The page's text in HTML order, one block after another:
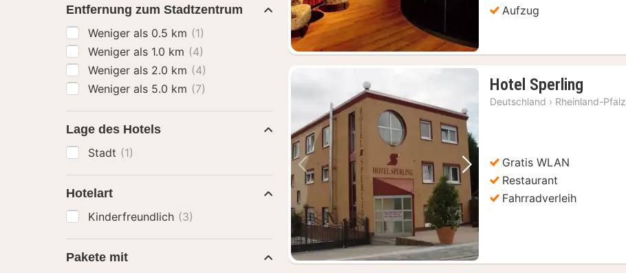
Aufzug
Vorheriges Bild Nächstes Bild
Hotel Sperling
Nacht
Deutschland › Rheinland-Pfalz
Gratis WLAN
Restaurant
Fahrradverleih
Entfernung zum Stadtzentrum
Weniger als 0.5 km (1)
Weniger als 1.0 km (4)
Weniger als 2.0 km (4)
Weniger als 5.0 km (7)
Lage des Hotels
Stadt (1)
Hotelart
Kinderfreundlich (3)
Pakete mit